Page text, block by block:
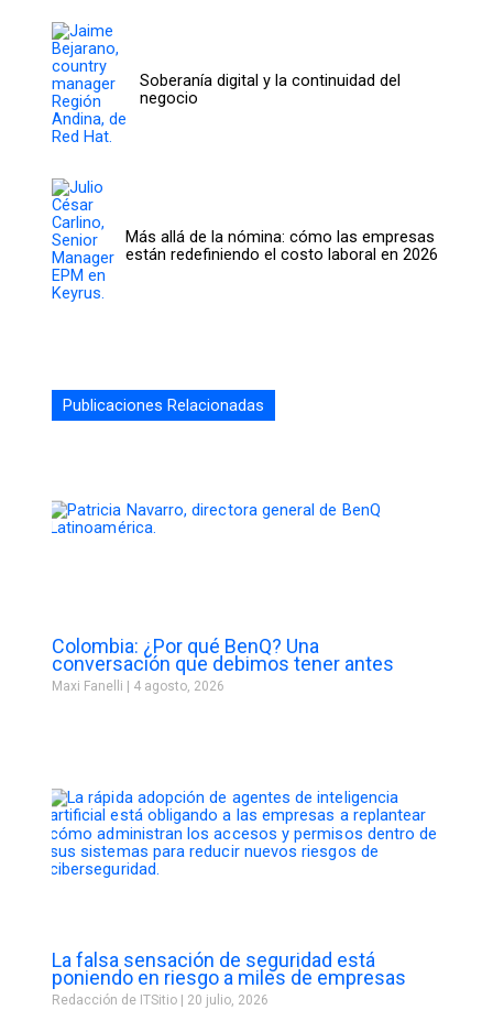
Soberanía digital y la continuidad del
negocio
Más allá de la nómina: cómo las empresas
están redefiniendo el costo laboral en 2026
Publicaciones Relacionadas
Colombia: ¿Por qué BenQ? Una
conversación que debimos tener antes
Maxi Fanelli 4 agosto, 2026
La falsa sensación de seguridad está
poniendo en riesgo a miles de empresas
Redacción de ITSitio 20 julio, 2026